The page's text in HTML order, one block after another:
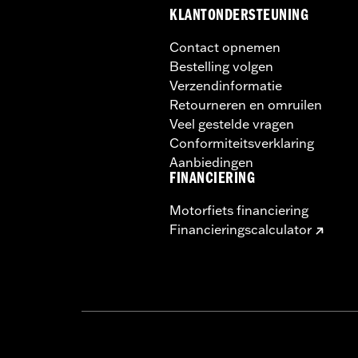
KLANTONDERSTEUNING
Contact opnemen
Bestelling volgen
Verzendinformatie
Retourneren en omruilen
Veel gestelde vragen
Conformiteitsverklaring
Aanbiedingen
FINANCIERING
Motorfiets financiering
Financieringscalculator